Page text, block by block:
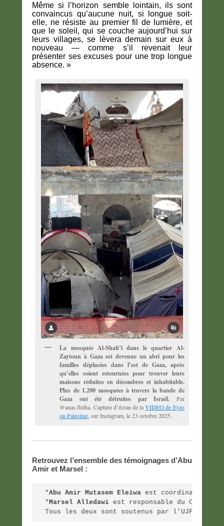
Même si l’horizon semble lointain, ils sont
convaincus qu’aucune nuit, si longue soit-
elle, ne résiste au premier fil de lumière, et
que le soleil, qui se couche aujourd’hui sur
leurs villages, se lèvera demain sur eux à
nouveau — comme s’il revenait leur
présenter ses excuses pour une trop longue
absence. »
La mosquée Al-Shafi’i dans le quartier Al-
Zaytoun à Gaza est devenue un abri pour les
familles déplacées dans l’est de Gaza, après
qu’elles soient retournées pour trouver leurs
maisons réduites en décombres et inhabitable.
Plus de 1.200 mosquées à travers la bande de
Gaza ont été détruites par Israël. Par
@anas.fteiha. Capture d’écran de laVIDEO de Eyes
on Palestine , sur Instagram, le 23 octobre 2025.
Retrouvez l’ensemble des témoignages d’Abu
Amir et Marsel :
*Abu Amir Mutasem Eleïwa est coordinateur
* Marsel Alledawi est responsable du Centre
Tous les deux sont soutenus par l’UJFP en